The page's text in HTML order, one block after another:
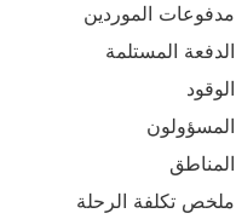
مدفوعات الموردين
الدفعة المستلمة
الوقود
المسؤولون
المناطق
ملخص تكلفة الرحلة